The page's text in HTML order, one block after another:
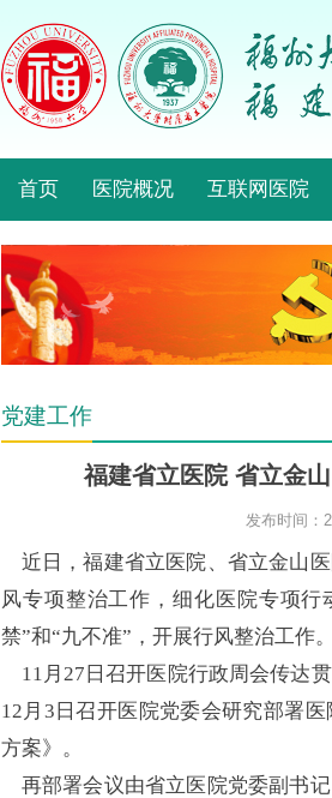
首页 医院概况 互联网医院
党建工作
福建省立医院 省立金
发布时间：
近日，福建省立医院、省立金山
风专项整治工作，细化医院专项
禁”和“九不准”，开展行风整治工作
11月27日召开医院行政周会传达
12月3日召开医院党委会研究部署
方案》。
再部署会议由省立医院党委副书